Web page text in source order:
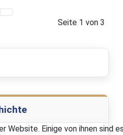
Seite 1 von 3
Website. Einige von ihnen sind